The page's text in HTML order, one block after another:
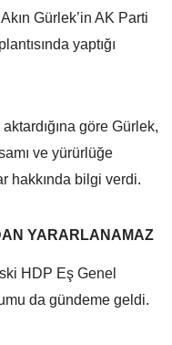
Gürlek’in AK Parti
yaptığı
göre Gürlek,
ve yürürlüğe
hakkında bilgi verdi.
YARARLANAMAZ
HDP Eş Genel
da gündeme geldi.